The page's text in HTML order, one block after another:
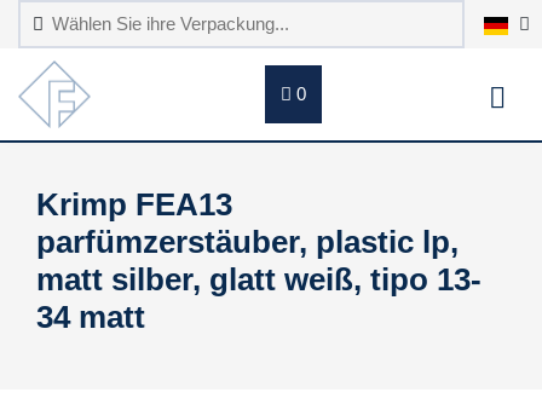
0
Krimp FEA13
parfümzerstäuber, plastic lp,
matt silber, glatt weiß, tipo 13-
34 matt